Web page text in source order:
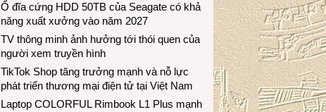
Ổ đĩa cứng HDD 50TB của Seagate có khả
năng xuất xưởng vào năm 2027
TV thông minh ảnh hưởng tới thói quen của
người xem truyền hình
TikTok Shop tăng trưởng mạnh và nỗ lực
phát triển thương mại điện tử tại Việt Nam
Laptop COLORFUL Rimbook L1 Plus mạnh